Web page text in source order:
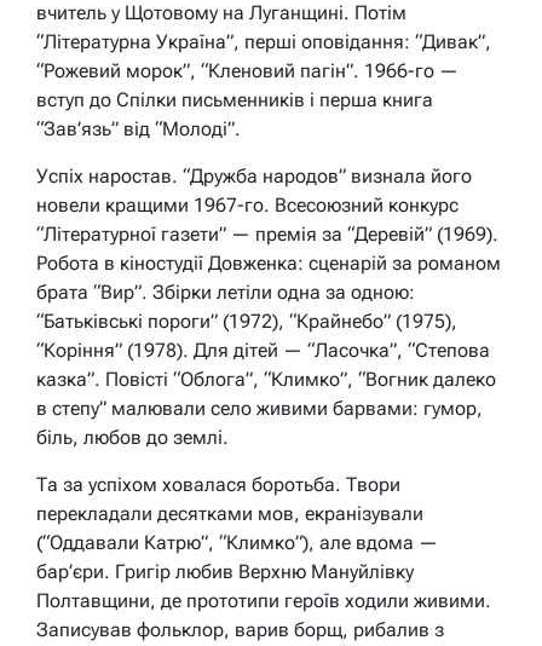
вчитель у Щотовому на Луганщині. Потім
“Літературна Україна”, перші оповідання: “Дивак”,
“Рожевий морок”, “Кленовий пагін”. 1966-го —
вступ до Спілки письменників і перша книга
“Зав’язь” від “Молоді”.
Успіх наростав. “Дружба народов” визнала його
новели кращими 1967-го. Всесоюзний конкурс
“Літературної газети” — премія за “Деревій” (1969).
Робота в кіностудії Довженка: сценарій за романом
брата “Вир”. Збірки летіли одна за одною:
“Батьківські пороги” (1972), “Крайнебо” (1975),
“Коріння” (1978). Для дітей — “Ласочка”, “Степова
казка”. Повісті “Облога”, “Климко”, “Вогник далеко
в степу” малювали село живими барвами: гумор,
біль, любов до землі.
Та за успіхом ховалася боротьба. Твори
перекладали десятками мов, екранізували
(“Оддавали Катрю”, “Климко”), але вдома —
бар’єри. Григір любив Верхню Мануйлівку
Полтавщини, де прототипи героїв ходили живими.
Записував фольклор, варив борщ, рибалив з